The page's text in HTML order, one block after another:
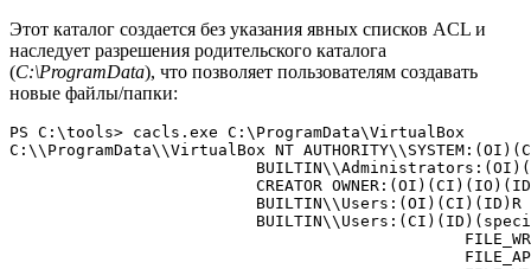
Этот каталог создается без указания явных списков ACL и
наследует разрешения родительского каталога
(C:\ProgramData), что позволяет пользователям создавать
новые файлы/папки:
PS C:\tools> cacls.exe C:\ProgramData\VirtualBox
C:\\ProgramData\\VirtualBox NT
CREATOR
                          BUILTIN\\Users:(OI)(CI)(ID)R